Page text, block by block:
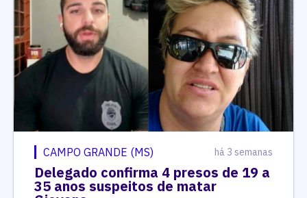
CAMPO GRANDE (MS) há 3 semanas
Delegado confirma 4 presos de 19 a
35 anos suspeitos de matar